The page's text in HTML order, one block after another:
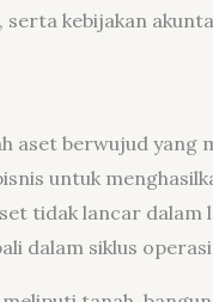
serta kebijakan
aset berwujud yang
untuk
tidak lancar
dalam siklus